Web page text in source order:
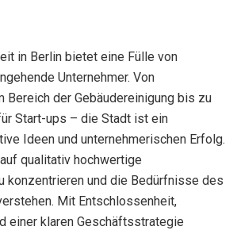
in Berlin bietet eine Fülle von
Unternehmer. Von
Bereich der Gebäudereinigung bis zu
Start-ups – die Stadt ist ein
Ideen und unternehmerischen Erfolg.
qualitativ hochwertige
konzentrieren und die Bedürfnisse des
Mit Entschlossenheit,
einer klaren Geschäftsstrategie